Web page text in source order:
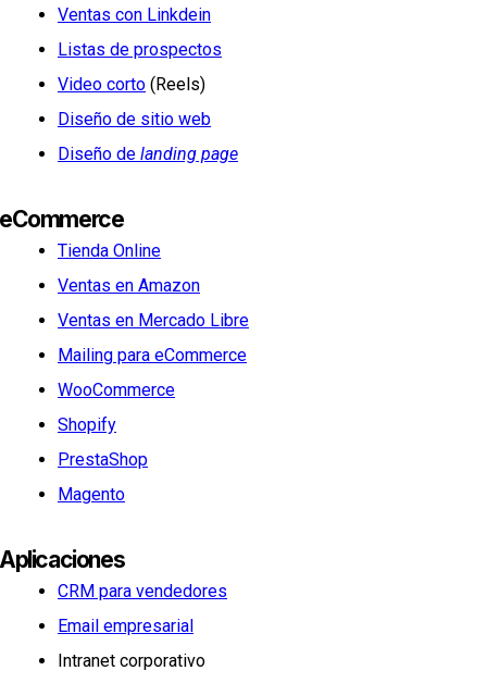
Ventas con Linkdein
Listas de prospectos
Video corto (Reels)
Diseño de sitio web
Diseño de landing page
eCommerce
Tienda Online
Ventas en Amazon
Ventas en Mercado Libre
Mailing para eCommerce
WooCommerce
Shopify
PrestaShop
Magento
Aplicaciones
CRM para vendedores
Email empresarial
Intranet corporativo